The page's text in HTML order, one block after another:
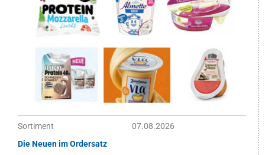
Sortiment
07.08.2026
Die Neuen im Ordersatz